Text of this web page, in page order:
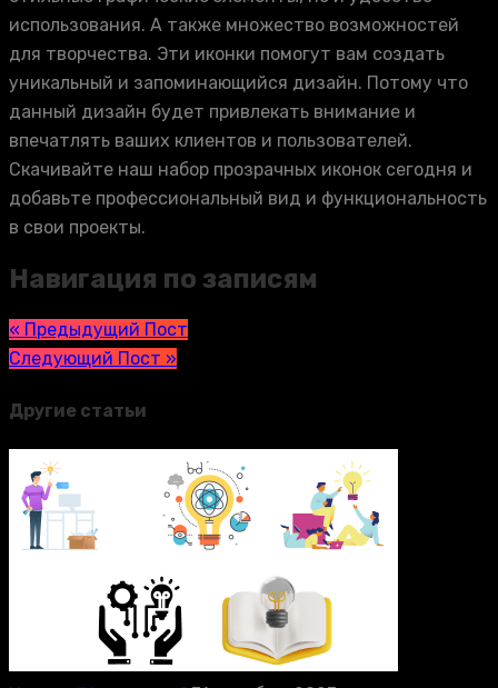
использования. А также множество возможностей
для творчества. Эти иконки помогут вам создать
уникальный и запоминающийся дизайн. Потому что
данный дизайн будет привлекать внимание и
впечатлять ваших клиентов и пользователей.
Скачивайте наш набор прозрачных иконок сегодня и
добавьте профессиональный вид и функциональность
в свои проекты.
Навигация по записям
« Предыдущий Пост
Следующий Пост »
Другие статьи